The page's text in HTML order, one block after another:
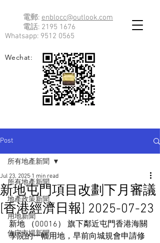
電郵: enblocc@outlook.com
電話: 2195 1676
Whatsapp: 9512 0565
Wechat:
Post
所有地產新聞
地產政策新聞
用地新聞
住宅市場新聞
所有地產新聞
新地屯門項目改劃下月審議
[香港經濟日報] 2025-07-23
Jul 23, 2025 1 min read
新地 （00016） 旗下鄰近屯門香港海關
學院的一幅用地，早前向城規會申請修